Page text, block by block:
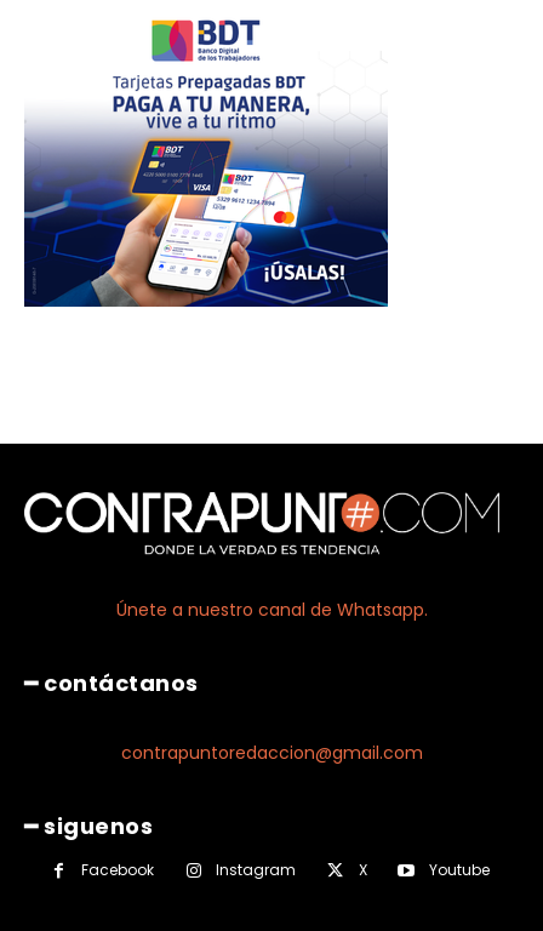
Únete a nuestro canal de Whatsapp.
━ contáctanos
contrapuntoredaccion@gmail.com
━ siguenos
Facebook Instagram X Youtube